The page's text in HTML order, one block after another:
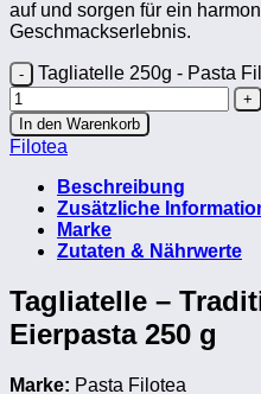
auf und sorgen für ein
Geschmackserlebnis.
Tagliatelle 250g - Pasta
In den Warenkorb
Filotea
Beschreibung
Zusätzliche
Marke
Zutaten & Nährwerte
Tagliatelle –
Eierpasta 250 g
Marke: Pasta Filotea